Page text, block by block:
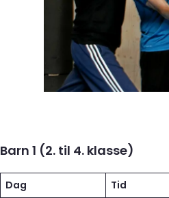
Barn 1 (2. til 4. klasse)
Dag
Tid